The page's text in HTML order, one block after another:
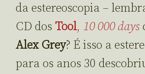
da estereoscopia –
CD dos Tool, 10 000 days
Alex Grey? É isso a
para os anos 30